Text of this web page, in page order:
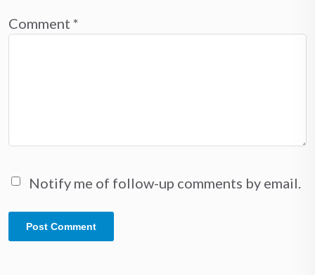
Comment *
Notify me of follow-up comments by email.